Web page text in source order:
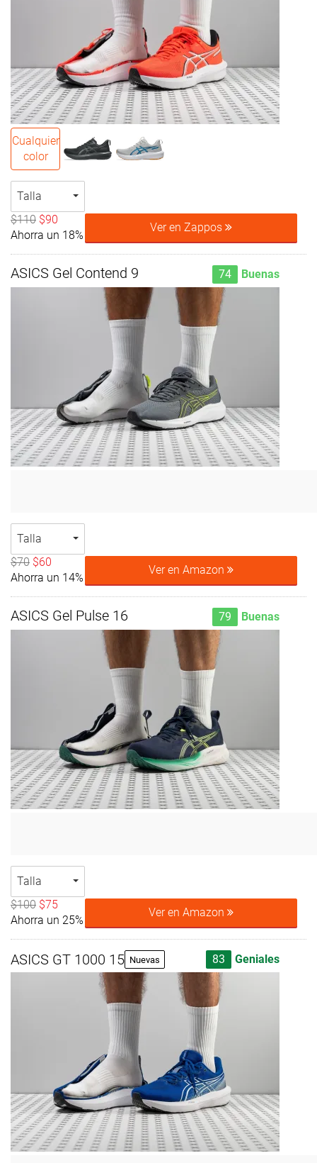
Cualquier
color
Talla
$110 $90
Ahorra un 18%
Ver en Zappos
ASICS Gel Contend 9 74 Buenas
Talla
$70 $60
Ahorra un 14%
Ver en Amazon
ASICS Gel Pulse 16 79 Buenas
Talla
$100 $75
Ahorra un 25%
Ver en Amazon
ASICS GT 1000 15 Nuevas 83 Geniales